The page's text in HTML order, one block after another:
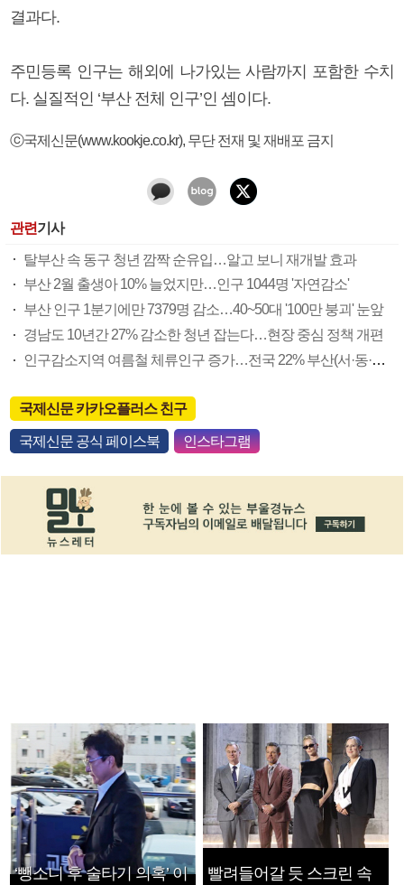
결과다.
주민등록 인구는 해외에 나가있는 사람까지 포함한 수치
다. 실질적인 ‘부산 전체 인구’인 셈이다.
ⓒ국제신문(www.kookje.co.kr), 무단 전재 및 재배포 금지
관련기사
탈부산 속 동구 청년 깜짝 순유입…알고 보니 재개발 효과
부산 2월 출생아 10% 늘었지만…인구 1044명 '자연감소'
부산 인구 1분기에만 7379명 감소…40~50대 '100만 붕괴' 눈앞
경남도 10년간 27% 감소한 청년 잡는다…현장 중심 정책 개편
인구감소지역 여름철 체류인구 증가…전국 22% 부산(서·동·영도구) 3.7%
국제신문 카카오플러스 친구
국제신문 공식 페이스북 인스타그램
‘뺑소니 후 술타기 의혹’ 이
빨려들어갈 듯 스크린 속